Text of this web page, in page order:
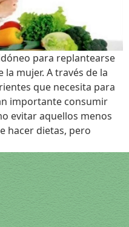
para replantearse
mujer. A través de la
que necesita para
importante consumir
evitar aquellos menos
hacer dietas, pero